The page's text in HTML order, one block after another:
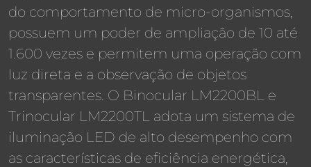
do comportamento de micro-organismos,
possuem um poder de ampliação de 10 até
1.600 vezes e permitem uma operação com
luz direta e a observação de objetos
transparentes. O Binocular LM2200BL e
Trinocular LM2200TL adota um sistema de
iluminação LED de alto desempenho com
as características de eficiência energética,